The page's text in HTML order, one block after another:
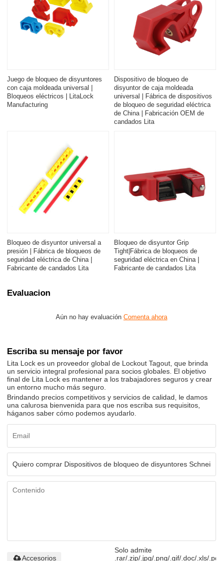
Juego de bloqueo de disyuntores
con caja moldeada universal |
Bloqueos eléctricos | LitaLock
Manufacturing
Dispositivo de bloqueo de
disyuntor de caja moldeada
universal | Fábrica de dispositivos
de bloqueo de seguridad eléctrica
de China | Fabricación OEM de
candados Lita
Bloqueo de disyuntor universal a
presión | Fábrica de bloqueos de
seguridad eléctrica de China |
Fabricante de candados Lita
Bloqueo de disyuntor Grip
Tight|Fábrica de bloqueos de
seguridad eléctrica en China |
Fabricante de candados Lita
Evaluacion
Aún no hay evaluación Comenta ahora
Escriba su mensaje por favor
Lita Lock es un proveedor global de Lockout Tagout, que brinda
un servicio integral profesional para socios globales. El objetivo
final de Lita Lock es mantener a los trabajadores seguros y crear
un entorno mucho más seguro.
Brindando precios competitivos y servicios de calidad, le damos
una calurosa bienvenida para que nos escriba sus requisitos,
háganos saber cómo podemos ayudarlo.
Solo admite
.rar/.zip/.jpg/.png/.gif/.doc/.xls/.pdf,
Accesorios